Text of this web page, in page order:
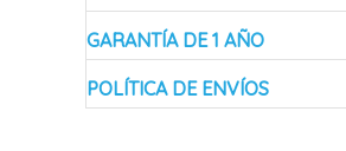
GARANTÍA DE 1 AÑO
POLÍTICA DE ENVÍOS